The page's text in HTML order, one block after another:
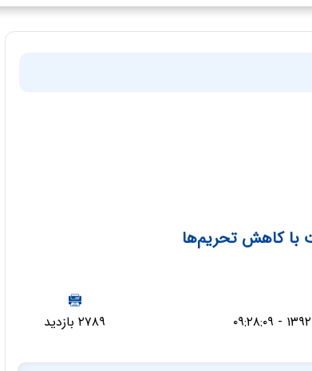
کاهش تحریم‌ها
۲۷۸۹ بازدید